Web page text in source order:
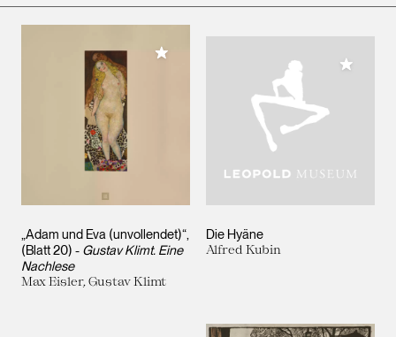
„Adam und Eva (unvollendet)“,
(Blatt 20) - Gustav Klimt. Eine
Nachlese
Max Eisler, Gustav Klimt
Meiner Sammlung hinzufügen
Die Hyäne
Alfred Kubin
Meiner